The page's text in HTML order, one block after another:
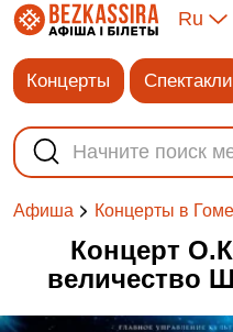
Ru
Концерты Спектакли
Афиша Концерты в
Концерт
величество